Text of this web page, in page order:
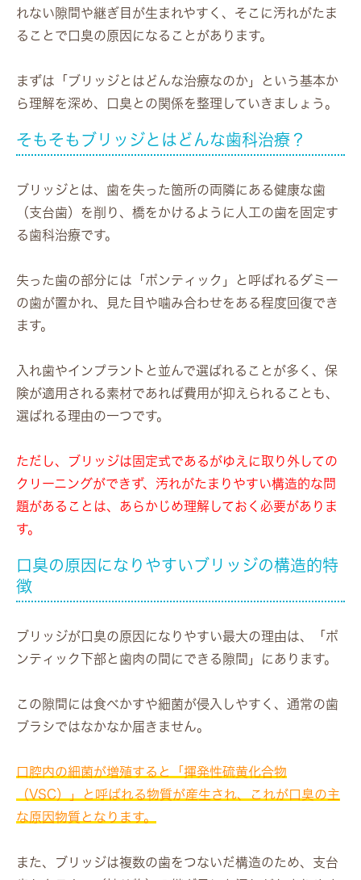
れない隙間や継ぎ目が生まれやすく、そこに汚れがたま
ることで口臭の原因になることがあります。
まずは「ブリッジとはどんな治療なのか」という基本か
ら理解を深め、口臭との関係を整理していきましょう。
そもそもブリッジとはどんな歯科治療？
ブリッジとは、歯を失った箇所の両隣にある健康な歯
（支台歯）を削り、橋をかけるように人工の歯を固定す
る歯科治療です。
失った歯の部分には「ポンティック」と呼ばれるダミー
の歯が置かれ、見た目や噛み合わせをある程度回復でき
ます。
入れ歯やインプラントと並んで選ばれることが多く、保
険が適用される素材であれば費用が抑えられることも、
選ばれる理由の一つです。
ただし、ブリッジは固定式であるがゆえに取り外しての
クリーニングができず、汚れがたまりやすい構造的な問
題があることは、あらかじめ理解しておく必要がありま
す。
口臭の原因になりやすいブリッジの構造的特
徴
ブリッジが口臭の原因になりやすい最大の理由は、「ポ
ンティック下部と歯肉の間にできる隙間」にあります。
この隙間には食べかすや細菌が侵入しやすく、通常の歯
ブラシではなかなか届きません。
口腔内の細菌が増殖すると「揮発性硫黄化合物
（VSC）」と呼ばれる物質が産生され、これが口臭の主
な原因物質となります。
また、ブリッジは複数の歯をつないだ構造のため、支台